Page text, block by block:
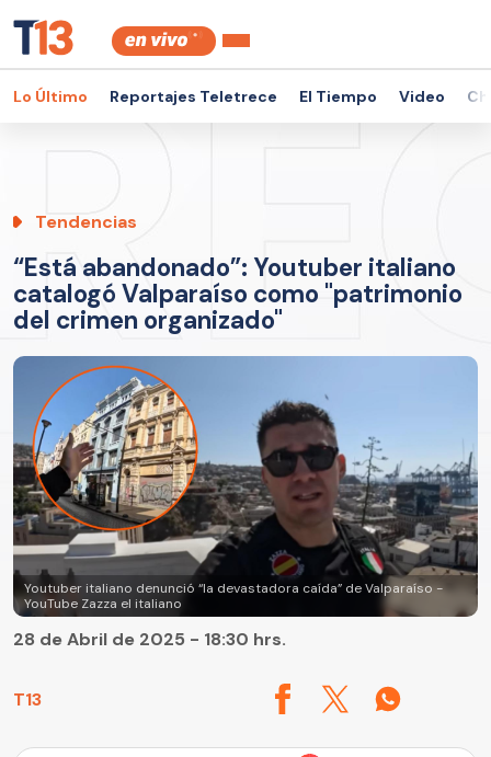
Lo Último Reportajes Teletrece El Tiempo Video
Tendencias
“Está abandonado”: Youtuber italiano
catalogó Valparaíso como "patrimonio
del crimen organizado"
Youtuber italiano denunció “la devastadora caída” de Valparaíso -
YouTube Zazza el italiano
T13
28 de Abril de 2025 - 18:30 hrs.